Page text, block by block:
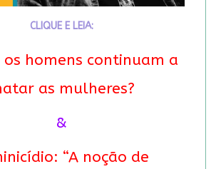
CLIQUE E LEIA:
os homens continuam a
as mulheres?
&
“A noção de